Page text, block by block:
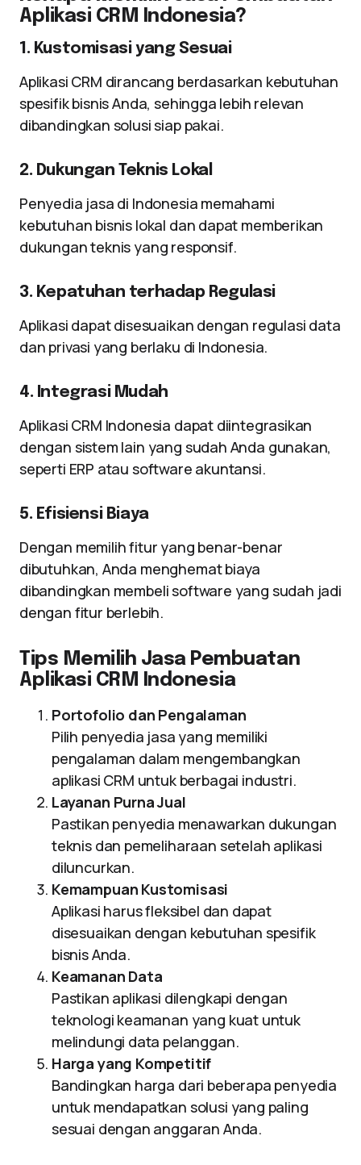
Aplikasi CRM Indonesia?
1. Kustomisasi yang Sesuai
Aplikasi CRM dirancang berdasarkan kebutuhan
spesifik bisnis Anda, sehingga lebih relevan
dibandingkan solusi siap pakai.
2. Dukungan Teknis Lokal
Penyedia jasa di Indonesia memahami
kebutuhan bisnis lokal dan dapat memberikan
dukungan teknis yang responsif.
3. Kepatuhan terhadap Regulasi
Aplikasi dapat disesuaikan dengan regulasi data
dan privasi yang berlaku di Indonesia.
4. Integrasi Mudah
Aplikasi CRM Indonesia dapat diintegrasikan
dengan sistem lain yang sudah Anda gunakan,
seperti ERP atau software akuntansi.
5. Efisiensi Biaya
Dengan memilih fitur yang benar-benar
dibutuhkan, Anda menghemat biaya
dibandingkan membeli software yang sudah jadi
dengan fitur berlebih.
Tips Memilih Jasa Pembuatan
Aplikasi CRM Indonesia
Portofolio dan Pengalaman
Pilih penyedia jasa yang memiliki
pengalaman dalam mengembangkan
aplikasi CRM untuk berbagai industri.
Layanan Purna Jual
Pastikan penyedia menawarkan dukungan
teknis dan pemeliharaan setelah aplikasi
diluncurkan.
Kemampuan Kustomisasi
Aplikasi harus fleksibel dan dapat
disesuaikan dengan kebutuhan spesifik
bisnis Anda.
Keamanan Data
Pastikan aplikasi dilengkapi dengan
teknologi keamanan yang kuat untuk
melindungi data pelanggan.
Harga yang Kompetitif
Bandingkan harga dari beberapa penyedia
untuk mendapatkan solusi yang paling
sesuai dengan anggaran Anda.